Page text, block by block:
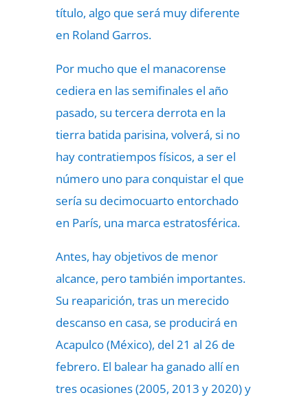
título, algo que será muy diferente
en Roland Garros.
Por mucho que el manacorense
cediera en las semifinales el año
pasado, su tercera derrota en la
tierra batida parisina, volverá, si no
hay contratiempos físicos, a ser el
número uno para conquistar el que
sería su decimocuarto entorchado
en París, una marca estratosférica.
Antes, hay objetivos de menor
alcance, pero también importantes.
Su reaparición, tras un merecido
descanso en casa, se producirá en
Acapulco (México), del 21 al 26 de
febrero. El balear ha ganado allí en
tres ocasiones (2005, 2013 y 2020) y